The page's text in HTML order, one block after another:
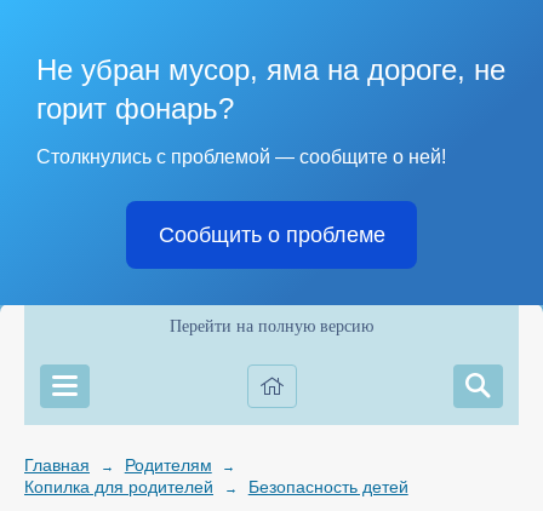
Не убран мусор, яма на дороге, не
горит фонарь?
Столкнулись с проблемой — сообщите о ней!
Сообщить о проблеме
Перейти на полную версию
Главная → Родителям →
Копилка для родителей → Безопасность детей